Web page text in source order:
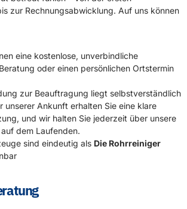
zur Rechnungsabwicklung. Auf uns können
eine kostenlose, unverbindliche
oder einen persönlichen Ortstermin
zur Beauftragung liegt selbstverständlich
unserer Ankunft erhalten Sie eine klare
und wir halten Sie jederzeit über unsere
dem Laufenden.
sind eindeutig als Die Rohrreiniger